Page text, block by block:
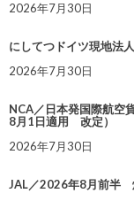
2026年7月30日
にしてつドイツ現地法
2026年7月30日
NCA／日本発国際航空
8月1日適用 改定）
2026年7月30日
JAL／2026年8月前半